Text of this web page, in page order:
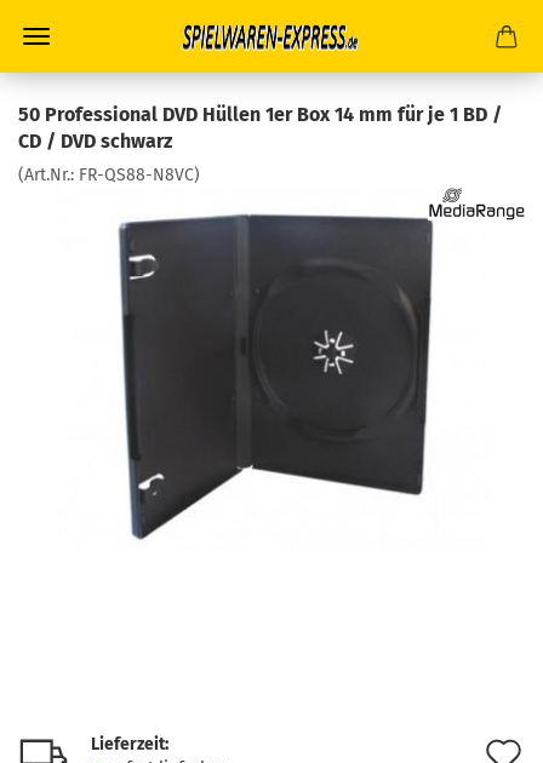
50 Professional DVD Hüllen 1er Box 14 mm für je 1 BD /
CD / DVD schwarz
(Art.Nr.: FR-QS88-N8VC)
Lieferzeit: